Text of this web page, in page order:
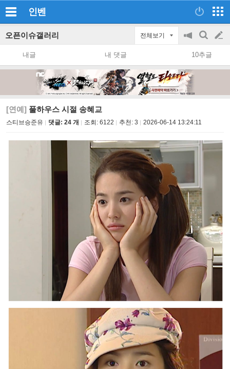
인벤
오픈이슈갤러리 전체보기
공
지
on/off
검
색
글
쓰
내글 내 댓글 10추글
[연예] 풀하우스 시절 송혜교
스티브승준유 댓글: 24 개 조회: 6122 추천: 3 2026-06-14 13:24:11